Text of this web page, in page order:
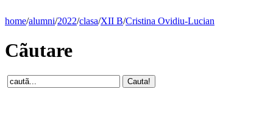
home/alumni/2022/clasa/XII B/Cristina Ovidiu-Lucian
Cãutare